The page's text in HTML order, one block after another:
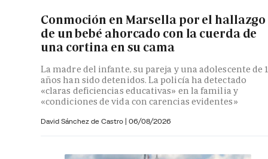
Conmoción en Marsella por el hallazgo
de un bebé ahorcado con la cuerda de
una cortina en su cama
La madre del infante, su pareja y una adolescente de
años han sido detenidos. La policía ha detectado
«claras deficiencias educativas» en la familia y
«condiciones de vida con carencias evidentes»
David Sánchez de Castro | 06/08/2026